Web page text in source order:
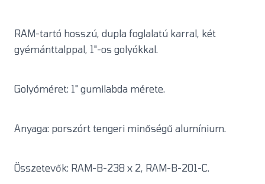
RAM-tartó hosszú, dupla foglalatú karral, két
gyémánttalppal, 1"-os golyókkal.
Golyóméret: 1" gumilabda mérete.
Anyaga: porszórt tengeri minőségű alumínium.
Összetevők: RAM-B-238 x 2, RAM-B-201-C.